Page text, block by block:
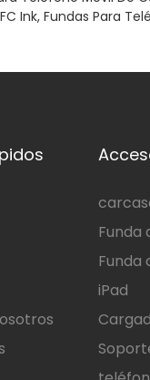
Ink, Fundas Para
Funda
Funda
iPad